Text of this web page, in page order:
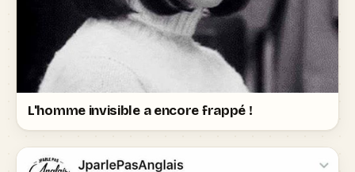
L'homme invisible a encore frappé !